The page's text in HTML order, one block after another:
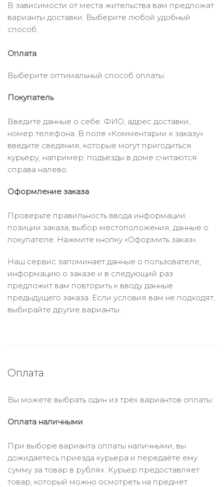
В зависимости от места жительства вам предложат
варианты доставки. Выберите любой удобный
способ.
Оплата
Выберите оптимальный способ оплаты.
Покупатель
Введите данные о себе: ФИО, адрес доставки,
номер телефона. В поле «Комментарии к заказу»
введите сведения, которые могут пригодиться
курьеру, например: подъезды в доме считаются
справа налево.
Оформление заказа
Проверьте правильность ввода информации:
позиции заказа, выбор местоположения, данные о
покупателе. Нажмите кнопку «Оформить заказ».
Наш сервис запоминает данные о пользователе,
информацию о заказе и в следующий раз
предложит вам повторить к вводу данные
предыдущего заказа. Если условия вам не подходят,
выбирайте другие варианты.
Оплата
Вы можете выбрать один из трёх вариантов оплаты:
Оплата наличными
При выборе варианта оплаты наличными, вы
дожидаетесь приезда курьера и передаёте ему
сумму за товар в рублях. Курьер предоставляет
товар, который можно осмотреть на предмет